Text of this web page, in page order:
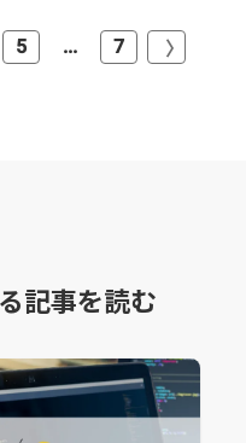
5 ... 7
記事を読む